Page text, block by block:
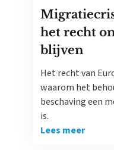
het recht
blijven
Het recht van
waarom het
beschaving een
is.
Lees meer